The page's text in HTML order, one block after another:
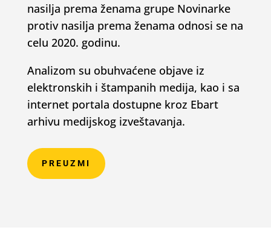
nasilja prema ženama grupe Novinarke
protiv nasilja prema ženama odnosi se na
celu 2020. godinu.
Analizom su obuhvaćene objave iz
elektronskih i štampanih medija, kao i sa
internet portala dostupne kroz Ebart
arhivu medijskog izveštavanja.
PREUZMI